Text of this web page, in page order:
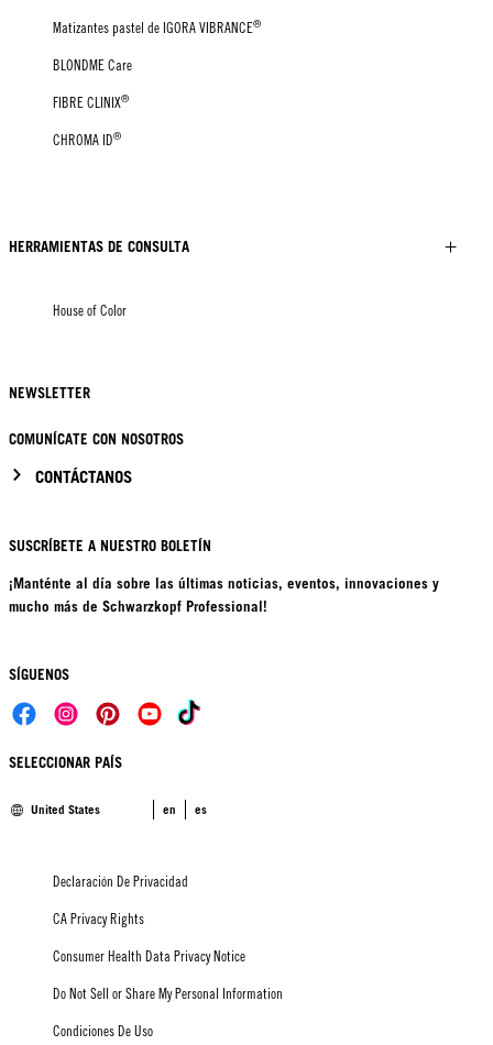
Matizantes pastel de IGORA VIBRANCE®
BLONDME Care
FIBRE CLINIX®
CHROMA ID®
HERRAMIENTAS DE CONSULTA
House of Color
NEWSLETTER
COMUNÍCATE CON NOSOTROS
CONTÁCTANOS
SUSCRÍBETE A NUESTRO BOLETÍN
¡Manténte al día sobre las últimas noticias, eventos, innovaciones y
mucho más de Schwarzkopf Professional!
SÍGUENOS
SELECCIONAR PAÍS
United States en es
Declaración De Privacidad
CA Privacy Rights
Consumer Health Data Privacy Notice
Do Not Sell or Share My Personal Information
Condiciones De Uso